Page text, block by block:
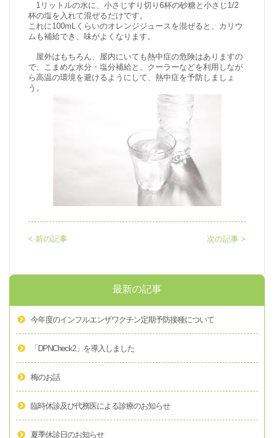
1リットルの水に、小さじすり切り6杯の砂糖と小さじ1/2
杯の塩を入れて混ぜるだけです。
これに100mLくらいのオレンジジュースを混ぜると、カリウ
ムも補給でき、味がよくなります。
屋外はもちろん、屋内にいても熱中症の危険はありますの
で、こまめな水分・塩分補給と、クーラーなどを利用しなが
ら高温の環境を避けるようにして、熱中症を予防しましょ
う。
< 前の記事 次の記事 >
最新の記事
今年度のインフルエンザワクチン定期予防接種について
「DPNCheck2」を導入しました
梅のお話
臨時休診及び代務医による診療のお知らせ
夏季休診日のお知らせ